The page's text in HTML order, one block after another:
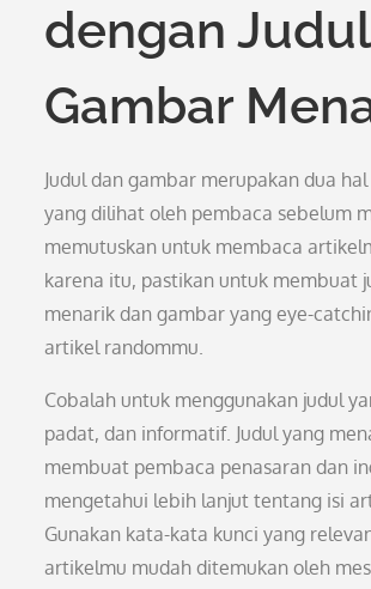
dengan
Gambar
Judul dan gambar merupakan dua
yang dilihat oleh pembaca sebelum
memutuskan untuk membaca
karena itu, pastikan untuk membuat
menarik dan gambar yang eye-
artikel randommu.
Cobalah untuk menggunakan judul
padat, dan informatif. Judul yang
membuat pembaca penasaran dan
mengetahui lebih lanjut tentang isi
Gunakan kata-kata kunci yang
artikelmu mudah ditemukan oleh